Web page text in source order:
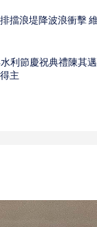
擋浪堤降波浪衝擊
水利節慶祝典禮陳其
主